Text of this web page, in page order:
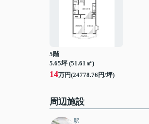
5階
5.65坪 (51.61㎡)
14万円(24778.76円/坪)
周辺施設
駅